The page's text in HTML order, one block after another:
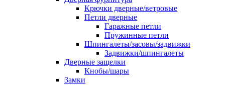
Крючки дверные/ветровые
Петли дверные
Гаражные петли
Пружинные петли
Шпингалеты/засовы/задвижки
Задвижки/шпингалеты
Дверные защелки
Кнобы/шары
Замки